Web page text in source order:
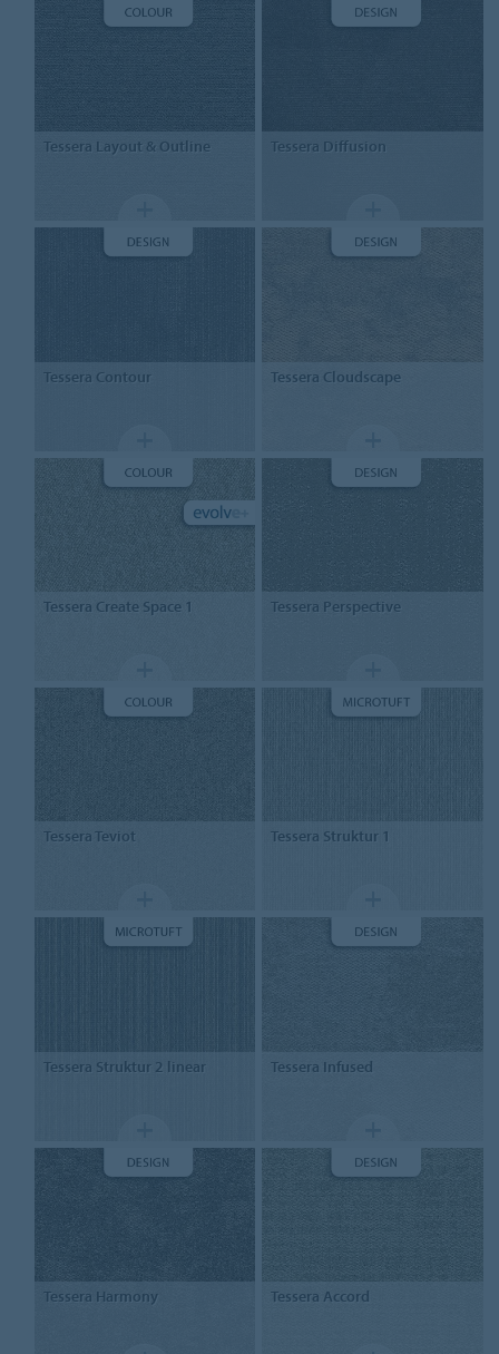
Tessera Layout & Outline Tessera Diffusion
Tessera Contour Tessera Cloudscape
Tessera Create Space 1 Tessera Perspective
Tessera Teviot Tessera Struktur 1
Tessera Struktur 2 linear Tessera Infused
Tessera Harmony Tessera Accord